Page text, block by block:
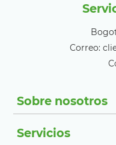
Correo:
Sobre nosotros
Servicios